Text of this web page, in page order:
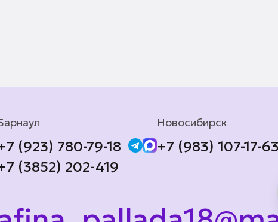
(923) 780-79-18
(3852) 202-419
Новосибирск
+7 (983) 107-17-63